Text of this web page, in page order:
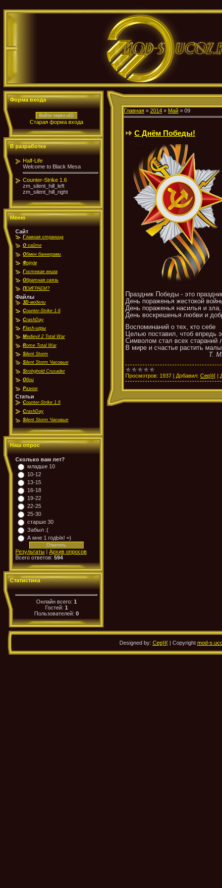
Форма входа
Войти через uID
Старая форма входа
В разработке
Half-Life
Welcome to Black Mesa
Counter-Strike 1.6
zm_silent_hill_left
zm_silent_hill_right
Меню
Сайт
Главная страница
О сайте
Обмен баннерами
Форум
Гостевая книга
Обратная связь
ПОИГРАЕМ?
Файлы
3D-модели
Counter-Strike 1.6
CrashDay
Flash-игры
Medievil 2 Total War
Rome Total War
Silent Storm
Silent Storm Часовые
Strohghold Crusader
Обои
Разное
Статьи
Counter-Strike 1.6
CrashDay
Silent Storm Часовые
Наш опрос
Сколько вам лет?
младше 10
10-12
13-15
16-18
19-22
22-25
25-30
старше 30
Забыл :(
А мне 1 годЫк! =)
Результаты | Архив опросов
Всего ответов: 594
Статистика
Онлайн всего: 1
Гостей: 1
Пользователей: 0
Главная » 2014 » Май » 09
С Днём Победы!
Праздник Победы - это
День пораженья жестокой
День пораженья насилья и зла,
День воскрешенья любви и
Воспоминаний о тех, кто себе
Целью поставил, чтоб впредь
Символом стал всех стараний
В мире и счастье растить
Т.
Просмотров: 1937 | Добавил: Cep}I{ |
Designed by: Cep}I{| Copyright mod-